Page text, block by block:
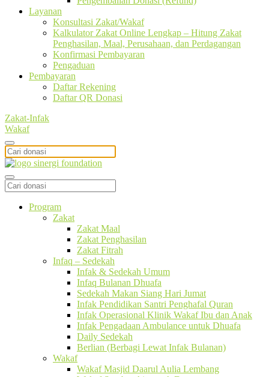
Layanan
Konsultasi Zakat/Wakaf
Kalkulator Zakat Online Lengkap – Hitung Zakat
Penghasilan, Maal, Perusahaan, dan Perdagangan
Konfirmasi Pembayaran
Pengaduan
Pembayaran
Daftar Rekening
Daftar QR Donasi
Zakat-Infak
Wakaf
Program
Zakat
Zakat Maal
Zakat Penghasilan
Zakat Fitrah
Infaq – Sedekah
Infak & Sedekah Umum
Infaq Bulanan Dhuafa
Sedekah Makan Siang Hari Jumat
Infak Pendidikan Santri Penghafal Quran
Infak Operasional Klinik Wakaf Ibu dan Anak
Infak Pengadaan Ambulance untuk Dhuafa
Daily Sedekah
Berlian (Berbagi Lewat Infak Bulanan)
Wakaf
Wakaf Masjid Daarul Aulia Lembang